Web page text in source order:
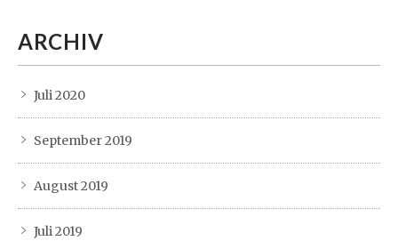
ARCHIV
Juli 2020
September 2019
August 2019
Juli 2019